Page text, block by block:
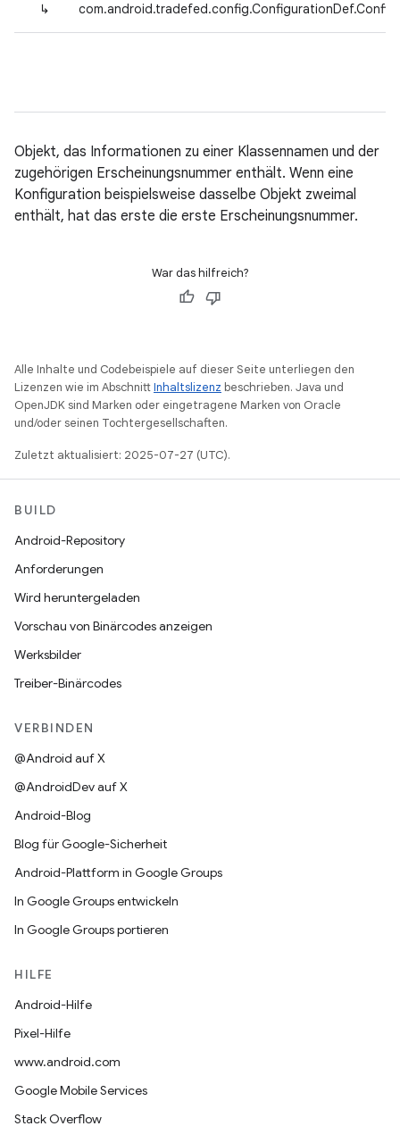
↳
Objekt, das Informationen zu einer Klassennamen und der
zugehörigen Erscheinungsnummer enthält. Wenn eine
Konfiguration beispielsweise dasselbe Objekt zweimal
enthält, hat das erste die erste Erscheinungsnummer.
War das hilfreich?
Alle Inhalte und Codebeispiele auf dieser Seite unterliegen den
Lizenzen wie im AbschnittInhaltslizenz beschrieben. Java und
OpenJDK sind Marken oder eingetragene Marken von Oracle
und/oder seinen Tochtergesellschaften.
Zuletzt aktualisiert: 2025-07-27 (UTC).
BUILD
Android-Repository
Anforderungen
Wird heruntergeladen
Vorschau von Binärcodes anzeigen
Werksbilder
Treiber-Binärcodes
VERBINDEN
@Android auf X
@AndroidDev auf X
Android-Blog
Blog für Google-Sicherheit
Android-Plattform in Google Groups
In Google Groups entwickeln
In Google Groups portieren
HILFE
Android-Hilfe
Pixel-Hilfe
www.android.com
Google Mobile Services
Stack Overflow